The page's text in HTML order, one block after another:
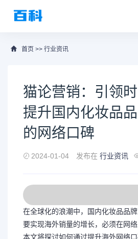
首页 >> 行业资讯
猫论营销：引领时
提升国内化妆品
的网络口碑
2024-01-04 发布在 行业资讯
在全球化的浪潮中，国内化妆品品牌
要实现海外销量的增长，必须在网络
本文将探讨如何通过提升海外网络